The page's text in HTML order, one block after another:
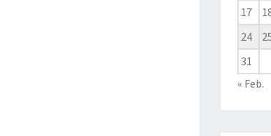
17
24
31
« Feb.